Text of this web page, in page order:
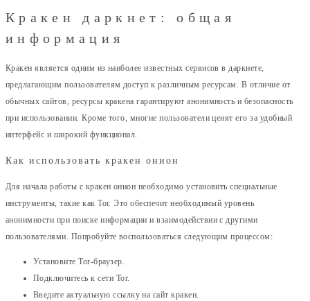
Кракен даркнет: общая
информация
Кракен является одним из наиболее известных сервисов в даркнете,
предлагающим пользователям доступ к различным ресурсам. В отличие от
обычных сайтов, ресурсы кракена гарантируют анонимность и безопасность
при использовании. Кроме того, многие пользователи ценят его за удобный
интерфейс и широкий функционал.
Как использовать кракен онион
Для начала работы с кракен онион необходимо установить специальные
инструменты, такие как Tor. Это обеспечит необходимый уровень
анонимности при поиске информации и взаимодействии с другими
пользователями. Попробуйте воспользоваться следующим процессом:
Установите Tor-браузер.
Подключитесь к сети Tor.
Введите актуальную ссылку на сайт кракен.